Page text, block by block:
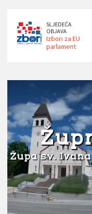
SLJEDEĆA
OBJAVA
Izbori za EU
parlament